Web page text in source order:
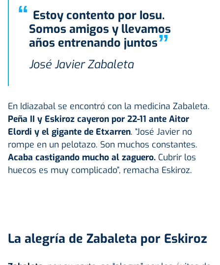
“ Estoy contento por Iosu.
Somos amigos y llevamos
años entrenando juntos”
José Javier Zabaleta
En Idiazabal se encontró con la medicina Zabaleta.
Peña II y Eskiroz cayeron por 22-11 ante Aitor
Elordi y el gigante de Etxarren. “José Javier no
rompe en un pelotazo. Son muchos constantes.
Acaba castigando mucho al zaguero. Cubrir los
huecos es muy complicado”, remacha Eskiroz.
La alegría de Zabaleta por Eskiroz